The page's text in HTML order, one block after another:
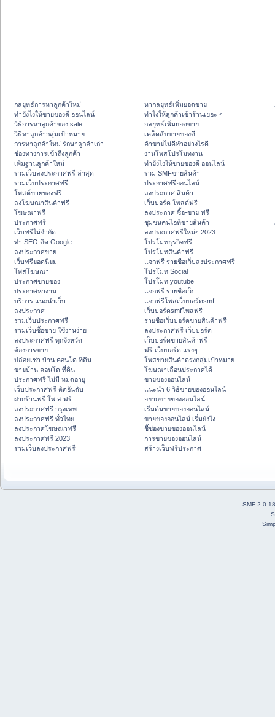
กลยุทธ์การหาลูกค้าใหม่
ทํายังไงให้ขายของดี ออนไลน์
วิธีการหาลูกค้าของ sale
วิธีหาลูกค้ากลุ่มเป้าหมาย
การหาลูกค้าใหม่ รักษาลูกค้าเก่า
ช่องทางการเข้าถึงลูกค้า
เพิ่มฐานลูกค้าใหม่
รวมเว็บลงประกาศฟรี ล่าสุด
รวมเว็บประกาศฟรี
โพสต์ขายของฟรี
ลงโฆษณาสินค้าฟรี
โฆษณาฟรี
ประกาศฟรี
เว็บฟรีไม่จำกัด
ทำ SEO ติด Google
ลงประกาศขาย
เว็บฟรียอดนิยม
โพสโฆษณา
ประกาศขายของ
ประกาศหางาน
บริการ แนะนำเว็บ
ลงประกาศ
รวมเว็บประกาศฟรี
รวมเว็บซื้อขาย ใช้งานง่าย
ลงประกาศฟรี ทุกจังหวัด
ต้องการขาย
ปล่อยเช่า บ้าน คอนโด ที่ดิน
ขายบ้าน คอนโด ที่ดิน
ประกาศฟรี ไม่มี หมดอายุ
เว็บประกาศฟรี ติดอันดับ
ฝากร้านฟรี โพ ส ฟรี
ลงประกาศฟรี กรุงเทพ
ลงประกาศฟรี ทั่วไทย
ลงประกาศโฆษณาฟรี
ลงประกาศฟรี 2023
รวมเว็บลงประกาศฟรี
หากลยุทธ์เพิ่มยอดขาย
ทําไงให้ลูกค้าเข้าร้านเยอะ ๆ
กลยุทธ์เพิ่มยอดขาย
เคล็ดลับขายของดี
ค้าขายไม่ดีทำอย่างไรดี
งานโพสโปรโมทงาน
ทํายังไงให้ขายของดี ออนไลน์
รวม SMFขายสินค้า
ประกาศฟรีออนไลน์
ลงประกาศ สินค้า
เว็บบอร์ด โพสต์ฟรี
ลงประกาศ ซื้อ-ขาย ฟรี
ชุมชนคนไอทีขายสินค้า
ลงประกาศฟรีใหม่ๆ 2023
โปรโมทธุรกิจฟรี
โปรโมทสินค้าฟรี
แจกฟรี รายชื่อเว็บลงประกาศฟรี
โปรโมท Social
โปรโมท youtube
แจกฟรี รายชื่อเว็บ
แจกฟรีโพสเว็บบอร์ดsmf
เว็บบอร์ดsmfโพสฟรี
รายชื่อเว็บบอร์ดขายสินค้าฟรี
ลงประกาศฟรี เว็บบอร์ด
เว็บบอร์ดขายสินค้าฟรี
ฟรี เว็บบอร์ด แรงๆ
โพสขายสินค้าตรงกลุ่มเป้าหมาย
โฆษณาเลื่อนประกาศได้
ขายของออนไลน์
แนะนำ 6 วิธีขายของออนไลน์
อยากขายของออนไลน์
เริ่มต้นขายของออนไลน์
ขายของออนไลน์ เริ่มยังไง
ชี้ช่องขายของออนไลน์
การขายของออนไลน์
สร้างเว็บฟรีประกาศ
SMF 2.0.18